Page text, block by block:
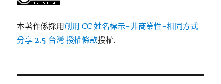
本著作係採用創用 CC 姓名標示-非商業性-相同方式
分享 2.5 台灣 授權條款授權.